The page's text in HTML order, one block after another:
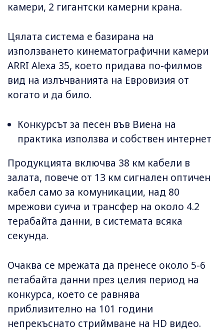
камери, 2 гигантски камерни крана.
Цялата система е базирана на
използването кинематографични камери
ARRI Alexa 35, което придава по-филмов
вид на излъчванията на Евровизия от
когато и да било.
Конкурсът за песен във Виена на
практика използва и собствен интернет
Продукцията включва 38 км кабели в
залата, повече от 13 км сигнален оптичен
кабел само за комуникации, над 80
мрежови суича и трансфер на около 4.2
терабайта данни, в системата всяка
секунда.
Очаква се мрежата да пренесе около 5-6
петабайта данни през целия период на
конкурса, което се равнява
приблизително на 101 години
непрекъснато стриймване на HD видео.